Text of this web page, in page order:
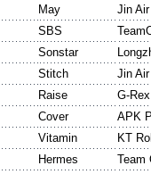
May
Jin
SBS
Sonstar
Stitch
Jin
Raise
G-Rex
Cover
APK
Vitamin
KT
Hermes
Team